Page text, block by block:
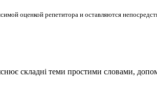
оценкой репетитора и оставляются
складні теми простими словами,